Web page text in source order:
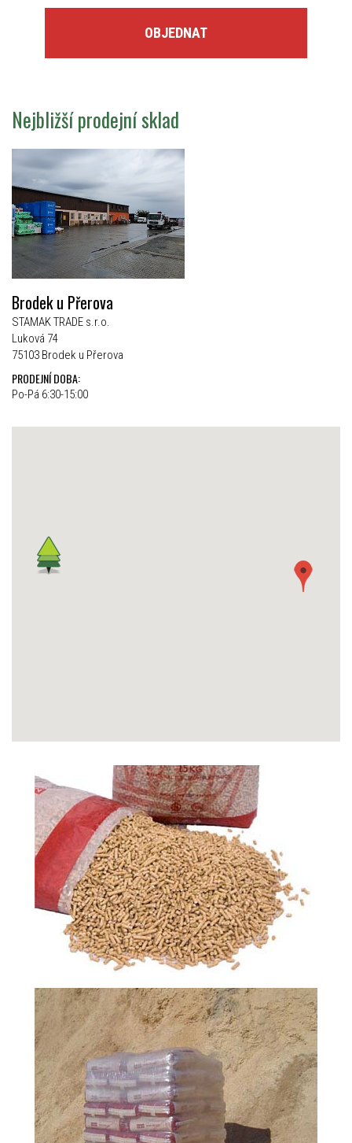
OBJEDNAT
Nejbližší prodejní sklad
Brodek u Přerova
STAMAK TRADE s.r.o.
Luková 74
75103 Brodek u Přerova
PRODEJNÍ DOBA:
Po-Pá 6:30-15:00